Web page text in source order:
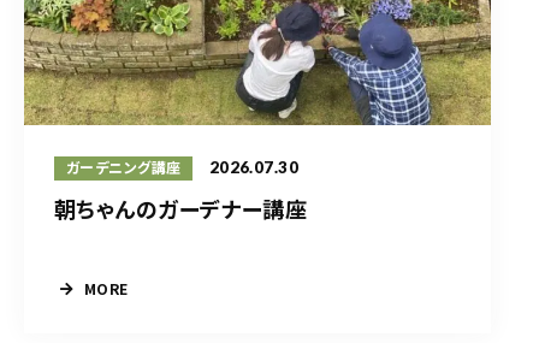
ガーデニング講座 2026.07.30
朝ちゃんのガーデナー講座
MORE